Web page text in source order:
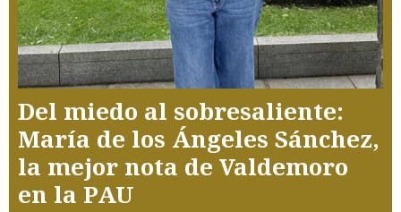
Del miedo al sobresaliente:
María de los Ángeles Sánchez,
la mejor nota de Valdemoro
en la PAU